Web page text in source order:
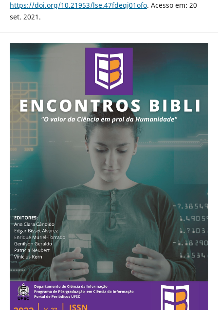
https://doi.org/10.21953/lse.47fdeqj01ofo. Acesso em: 20
set. 2021.